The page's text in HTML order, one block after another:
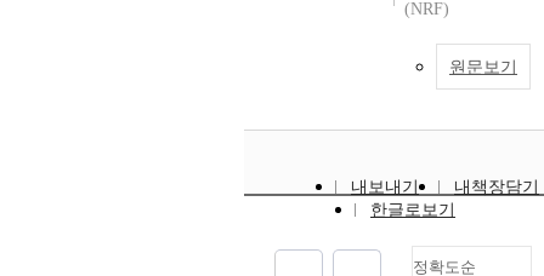
(NRF)
원문보기
내보내기
내책장담기
한글로보기
정확도순